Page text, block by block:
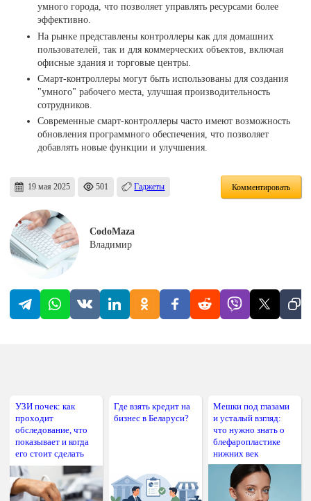
умного города, что позволяет управлять ресурсами более
эффективно.
На рынке представлены контроллеры как для домашних
пользователей, так и для коммерческих объектов, включая
офисные здания и торговые центры.
Смарт-контроллеры могут быть использованы для создания
"умного" рабочего места, улучшая производительность
сотрудников.
Современные смарт-контроллеры часто имеют возможность
обновления программного обеспечения, что позволяет
добавлять новые функции и улучшения.
19 мая 2025 501 Гаджеты Комментировать
CodoMaza
Владимир
УЗИ почек: как
проходит
обследование, что
показывает и когда
его стоит сделать
Где взять кредит на
бизнес в Беларуси?
Мешки под глазами
и усталый взгляд:
что нужно знать о
блефаропластике
нижних век